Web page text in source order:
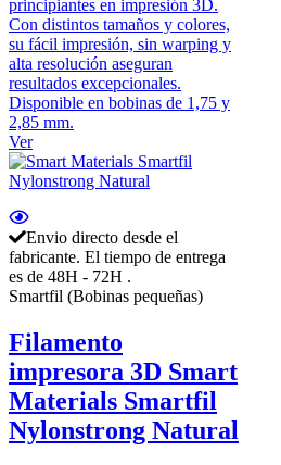
principiantes en impresión 3D.
Con distintos tamaños y colores,
su fácil impresión, sin warping y
alta resolución aseguran
resultados excepcionales.
Disponible en bobinas de 1,75 y
2,85 mm.
Ver
Envio directo desde el
fabricante. El tiempo de entrega
es de 48H - 72H .
Smartfil (Bobinas pequeñas)
Filamento
impresora 3D Smart
Materials Smartfil
Nylonstrong Natural